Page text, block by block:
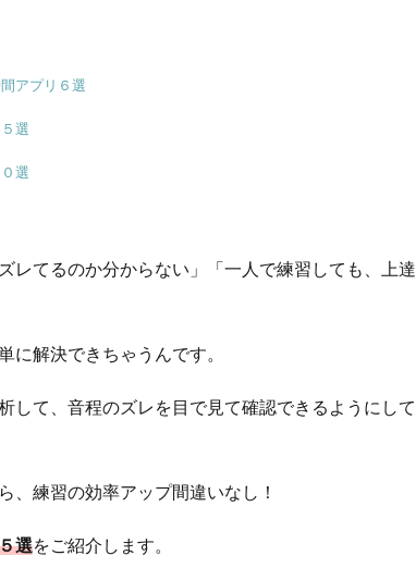
アプリ６選
選
選
レてるのか分からない」「一人で練習しても、上達
に解決できちゃうんです。
して、音程のズレを目で見て確認できるようにして
、練習の効率アップ間違いなし！
選をご紹介します。